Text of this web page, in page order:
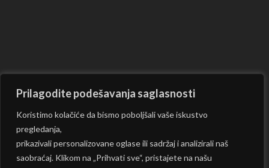
Prilagodite podešavanja saglasnosti
Koristimo kolačiće da bismo poboljšali vaše iskustvo
pregledanja,
prikazivali personalizovane oglase ili sadržaj i analizirali naš
saobraćaj. Klikom na „Prihvati sve“, pristajete na našu